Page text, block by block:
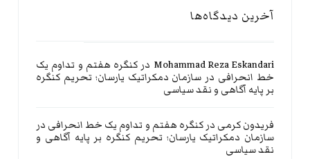
آخرین دیدگاه‌ها
Mohammad Reza Eskandari در کنگره هفتم و تداوم یک
خط انحرافی در سازمان دمکراتیک یارسان؛ تحریم کنگره
بر پایه آگاهی و نقد سیاسی
فریدون کرمی درکنگره هفتم و تداوم یک خط انحرافی در
سازمان دمکراتیک یارسان؛ تحریم کنگره بر پایه آگاهی و
نقد سیاسی